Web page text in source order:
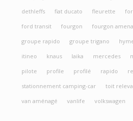
dethleffs
fiat ducato fleurette
ford transit
fourgon fourgon
groupe rapido
groupe trigano
itineo
knaus laika mercedes
pilote
profile profilé rapido
stationnement camping-car
toit
van aménagé
vanlife volkswagen